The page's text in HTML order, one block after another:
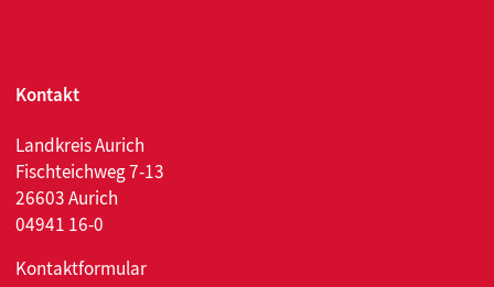
Kontakt
Landkreis Aurich
Fischteichweg 7-13
26603 Aurich
04941 16-0
Kontaktformular